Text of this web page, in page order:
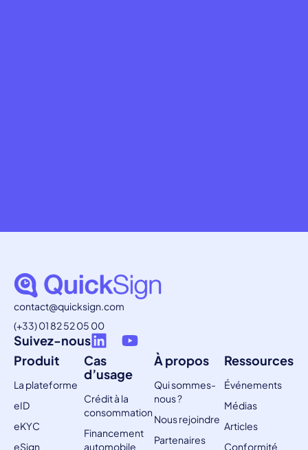
contact@quicksign.com
(+33) 01 82 52 05 00
Suivez-nous
Produit
La plateforme
eID
eKYC
eSign
Cas
d’usage
Crédit à la
consommation
Financement
automobile
À propos
Qui sommes-
nous ?
Nous rejoindre
Partenaires
Ressources
Événements
Médias
Articles
Conformité